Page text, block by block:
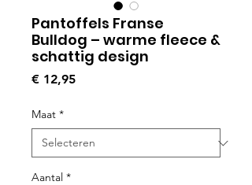
Pantoffels Franse
Bulldog – warme fleece &
schattig design
€ 12,95Prijs
Maat *
Aantal *